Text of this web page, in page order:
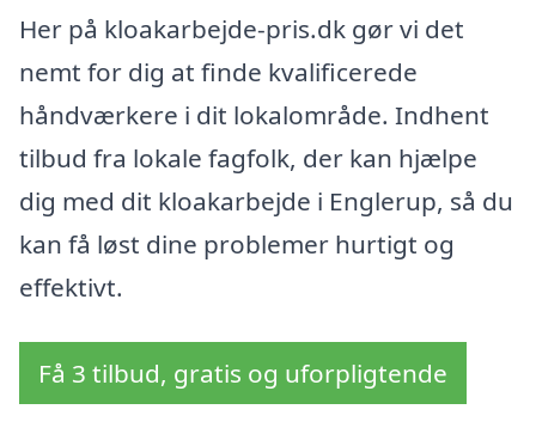
Her på kloakarbejde-pris.dk gør vi det
nemt for dig at finde kvalificerede
håndværkere i dit lokalområde. Indhent
tilbud fra lokale fagfolk, der kan hjælpe
dig med dit kloakarbejde i Englerup, så du
kan få løst dine problemer hurtigt og
effektivt.
Få 3 tilbud, gratis og uforpligtende